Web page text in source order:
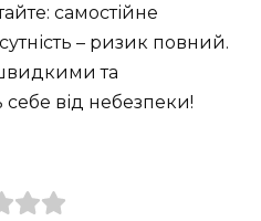
самостійне
– ризик повний.
та
від небезпеки!